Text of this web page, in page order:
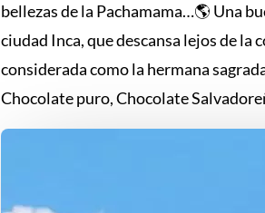
bellezas de la Pachamama…🌎 Una
ciudad Inca, que descansa lejos de
considerada como la hermana
Chocolate puro, Chocolate